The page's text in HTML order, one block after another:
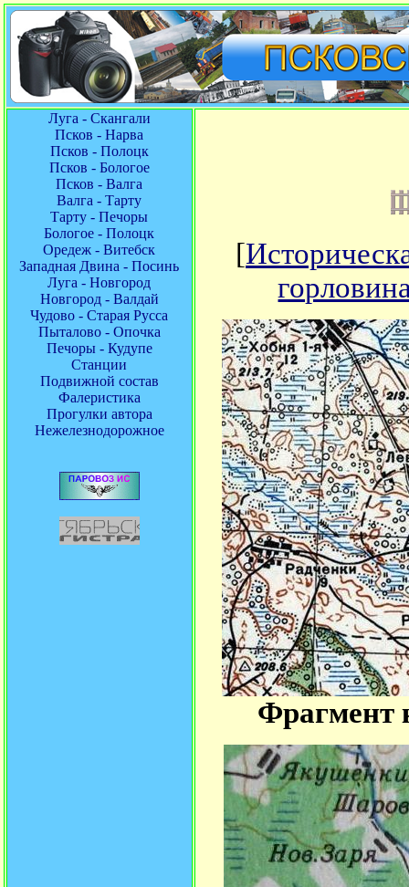
Луга - Скангали
Псков - Нарва
Псков - Полоцк
Псков - Бологое
Псков - Валга
Валга - Тарту
Тарту - Печоры
Бологое - Полоцк
Оредеж - Витебск
Западная Двина - Посинь
Луга - Новгород
Новгород - Валдай
Чудово - Старая Русса
Пыталово - Опочка
Печоры - Кудупе
Станции
Подвижной состав
Фалеристика
Прогулки автора
Нежелезнодорожное
[
Фрагмент